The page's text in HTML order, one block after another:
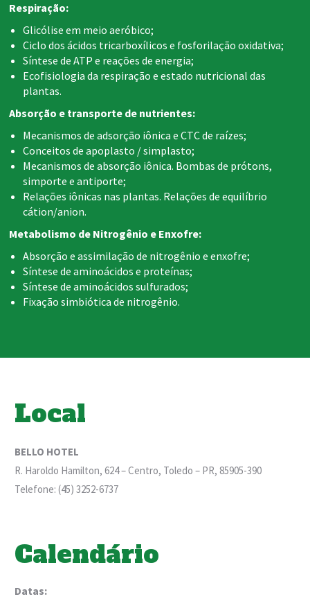
Respiração:
Glicólise em meio aeróbico;
Ciclo dos ácidos tricarboxílicos e fosforilação oxidativa;
Síntese de ATP e reações de energia;
Ecofisiologia da respiração e estado nutricional das
plantas.
Absorção e transporte de nutrientes:
Mecanismos de adsorção iônica e CTC de raízes;
Conceitos de apoplasto / simplasto;
Mecanismos de absorção iônica. Bombas de prótons,
simporte e antiporte;
Relações iônicas nas plantas. Relações de equilíbrio
cátion/anion.
Metabolismo de Nitrogênio e Enxofre:
Absorção e assimilação de nitrogênio e enxofre;
Síntese de aminoácidos e proteínas;
Síntese de aminoácidos sulfurados;
Fixação simbiótica de nitrogênio.
Local
BELLO HOTEL
R. Haroldo Hamilton, 624 – Centro, Toledo – PR, 85905-390
Telefone: (45) 3252-6737
Calendário
Datas: